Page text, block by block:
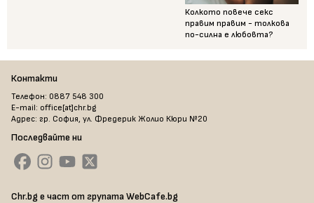
Колкото повече секс
правим правим - толкова
по-силна е любовта?
Контакти
Телефон: 0887 548 300
E-mail: office[at]chr.bg
Адрес: гр. София, ул. Фредерик Жолио Кюри №20
Последвайте ни
Chr.bg е част от групата WebCafe.bg